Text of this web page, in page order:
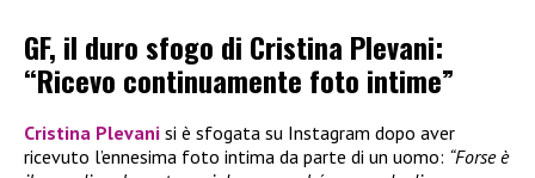
GF, il duro sfogo di Cristina Plevani:
“Ricevo continuamente foto intime”
Cristina Plevani si è sfogata su Instagram dopo aver
ricevuto l’ennesima foto intima da parte di un uomo: “Forse è